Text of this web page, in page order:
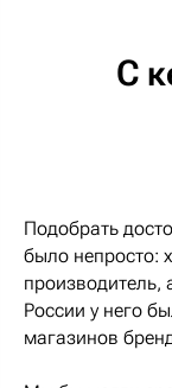
С
Подобрать
было непросто:
производитель,
России у него
магазинов